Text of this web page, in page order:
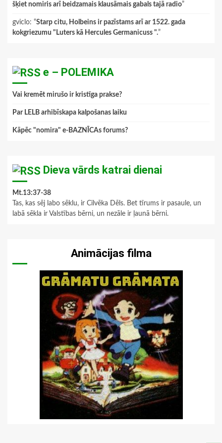
šķiet nomiris arī beidzamais klausāmais gabals tajā radio”
gviclo: “Starp citu, Holbeins ir pazīstams arī ar 1522. gada
kokgriezumu "Luters kā Hercules Germanicuss ".”
e – POLEMIKA
Vai kremēt mirušo ir kristīga prakse?
Par LELB arhibīskapa kalpošanas laiku
Kāpēc "nomira" e-BAZNĪCAs forums?
Dieva vārds katrai dienai
Mt.13:37-38
Tas, kas sēj labo sēklu, ir Cilvēka Dēls. Bet tīrums ir pasaule, un
labā sēkla ir Valstības bērni, un nezāle ir ļaunā bērni.
Animācijas filma